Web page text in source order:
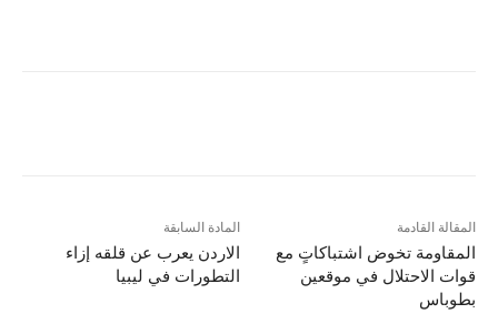
المادة السابقة
الاردن يعرب عن قلقه إزاء
التطورات في ليبيا
المقالة القادمة
المقاومة تخوض اشتباكاتٍ مع
قوات الاحتلال في موقعين
بطوباس